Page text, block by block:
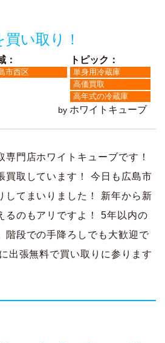
い取り！
：
市西区
トピック：
単身用冷蔵庫
高価買取
高年式の冷蔵庫
by ホワイトキューブ
専門店ホワイトキューブです！
買取しています！ 今日も広島市
してまいりました！ 新年から新
るのもアリですよ！ 5年以内の
階段での手降ろしでも大歓迎で
出張無料で買い取りに参ります